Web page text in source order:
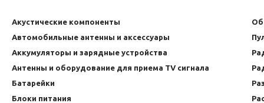
Акустические компоненты
Автомобильные антенны и аксессуары
Аккумуляторы и зарядные устройства
Антенны и оборудование для приема TV сигнала
Батарейки
Блоки питания